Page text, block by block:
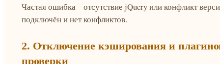
Частая ошибка – отсутствие jQuery или конфликт
подключён и нет конфликтов.
2. Отключение кэширования и
проверки